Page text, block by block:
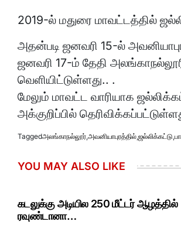
2019-ல் மதுரை மாவட்டத்தில்
அதன்படி ஜனவரி 15-ல்
ஜனவரி 17-ம் தேதி
வெளியிட்டுள்ளது.. .
மேலும் மாவட்ட வாரியாக
அக்குறிப்பில்
Taggedஅலங்காநல்லூர்,அவனியாபுரத்தில்,ஜல்லிக்கட்டு,
YOU MAY ALSO LIKE
கடலுக்கு அடியில 250 மீட்டர் ஆழத்தில்
ரவுண்டானா…